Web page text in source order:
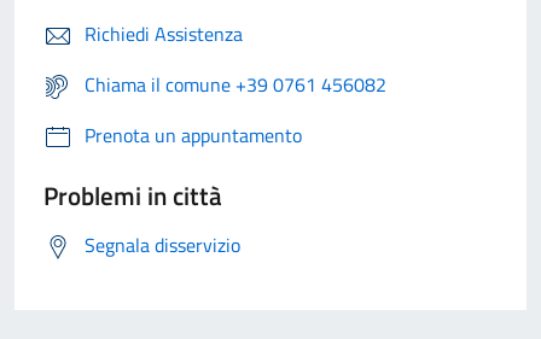
Richiedi Assistenza
Chiama il comune +39 0761 456082
Prenota un appuntamento
Problemi in città
Segnala disservizio